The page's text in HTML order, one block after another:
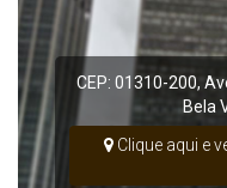
CEP: 01310-200,
Bela
Clique aqui e